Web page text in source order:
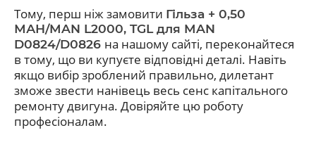
Тому, перш ніж замовити Гільза + 0,50
МАН/MAN L2000, TGL для MAN
D0824/D0826 на нашому сайті, переконайтеся
в тому, що ви купуєте відповідні деталі. Навіть
якщо вибір зроблений правильно, дилетант
зможе звести нанівець весь сенс капітального
ремонту двигуна. Довіряйте цю роботу
професіоналам.